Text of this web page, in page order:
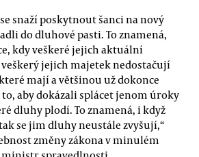
snaží poskytnout šanci na nový
do dluhové pasti. To znamená,
kdy veškeré jejich aktuální
jejich majetek nedostačují
mají a většinou už dokonce
aby dokázali splácet jenom úroky
dluhy plodí. To znamená, i když
se jim dluhy neustále zvyšují,“
změny zákona v minulém